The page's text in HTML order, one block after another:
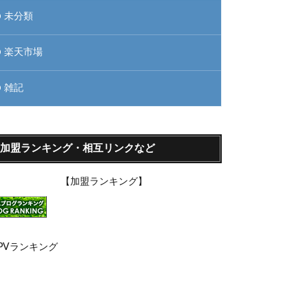
未分類
楽天市場
雑記
加盟ランキング・相互リンクなど
【加盟ランキング】